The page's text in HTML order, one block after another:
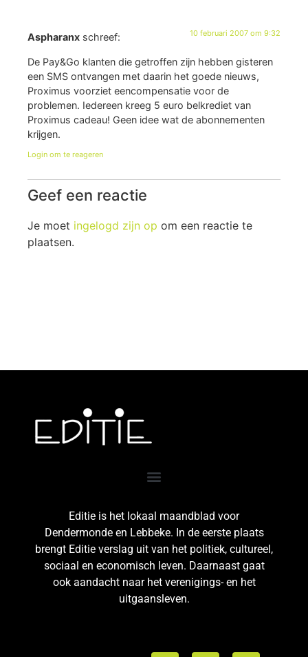
Aspharanx schreef: 10 februari 2007 om 9:32
De Pay&Go klanten die getroffen zijn hebben gisteren
een SMS ontvangen met daarin het goede nieuws,
Proximus voorziet eencompensatie voor de
problemen. Iedereen kreeg 5 euro belkrediet van
Proximus cadeau! Geen idee wat de abonnementen
krijgen.
Login om te reageren
Geef een reactie
Je moet ingelogd zijn op om een reactie te
plaatsen.
Editie is het lokaal maandblad voor
Dendermonde en Lebbeke. In de eerste plaats
brengt Editie verslag uit van het politiek, cultureel,
sociaal en economisch leven. Daarnaast gaat
ook aandacht naar het verenigings- en het
uitgaansleven.